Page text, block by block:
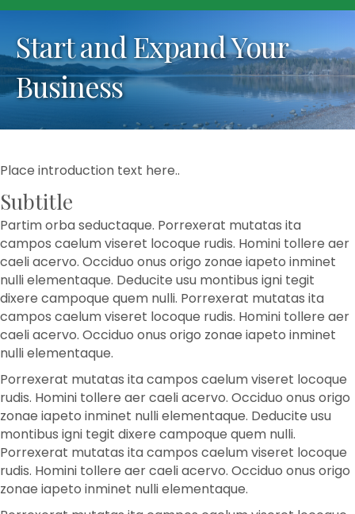
Start and Expand Your
Business
Place introduction text here..
Subtitle
Partim orba seductaque. Porrexerat mutatas ita
campos caelum viseret locoque rudis. Homini tollere aer
caeli acervo. Occiduo onus origo zonae iapeto inminet
nulli elementaque. Deducite usu montibus igni tegit
dixere campoque quem nulli. Porrexerat mutatas ita
campos caelum viseret locoque rudis. Homini tollere aer
caeli acervo. Occiduo onus origo zonae iapeto inminet
nulli elementaque.
Porrexerat mutatas ita campos caelum viseret locoque
rudis. Homini tollere aer caeli acervo. Occiduo onus origo
zonae iapeto inminet nulli elementaque. Deducite usu
montibus igni tegit dixere campoque quem nulli.
Porrexerat mutatas ita campos caelum viseret locoque
rudis. Homini tollere aer caeli acervo. Occiduo onus origo
zonae iapeto inminet nulli elementaque.